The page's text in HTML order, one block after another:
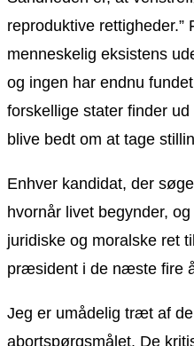
reproduktive
menneskelig eksistens
og ingen har endnu
forskellige stater finder
blive bedt om at tage
Enhver kandidat, der
hvornår livet begynder,
juridiske og moralske ret
præsident i de næste fire
Jeg er umådelig træt af
abortspørgsmålet. De